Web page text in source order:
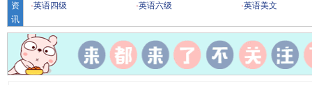
资
讯
·英语四级 ·英语六级 ·英语美文